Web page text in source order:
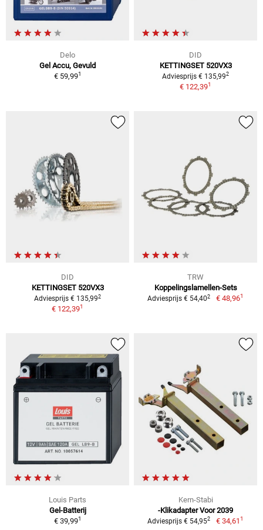
Delo
Gel Accu, Gevuld
€ 59,991
DID
KETTINGSET 520VX3
Adviesprijs € 135,992
€ 122,391
DID
KETTINGSET 520VX3
Adviesprijs € 135,992
€ 122,391
TRW
Koppelingslamellen-Sets
Adviesprijs € 54,402 € 48,961
Louis Parts
Gel-Batterij
€ 39,991
Kern-Stabi
-Klikadapter Voor 2039
Adviesprijs € 54,952 € 34,611